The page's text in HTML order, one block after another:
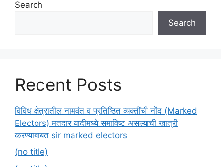
Search
Search
Recent Posts
विविध क्षेत्रातील नामवंत व प्रतिष्ठित व्यक्तींची नोंद (Marked
Electors) मतदार यादीमध्ये समाविष्ट असल्याची खात्री
करण्याबाबत sir marked electors
(no title)